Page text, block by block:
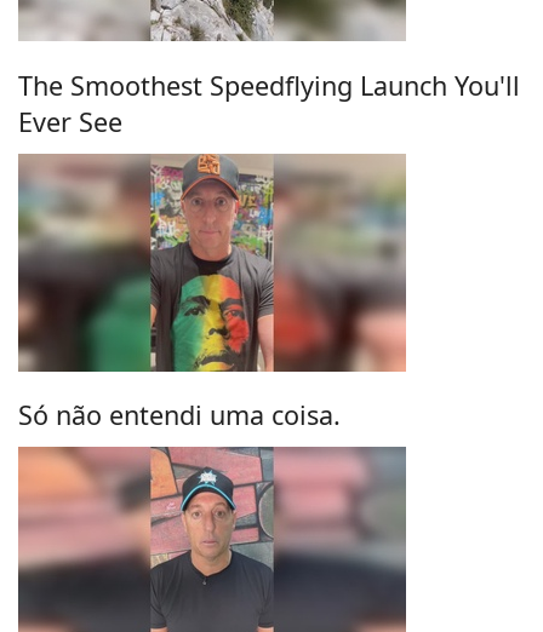
The Smoothest Speedflying Launch You'll
Ever See
Só não entendi uma coisa.